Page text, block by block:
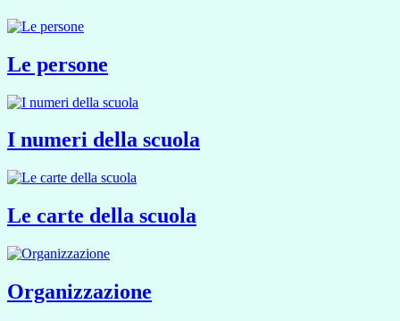
Le persone
I numeri della scuola
Le carte della scuola
Organizzazione